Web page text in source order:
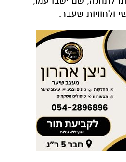
כי לצד פעילות מבצעית
של השוטרים הוא גם לגלות
כלפי כל אדם הזקוק